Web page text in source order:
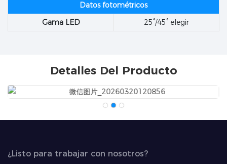
Datos fotométricos
Gama LED
25°/45° elegir
Detalles Del Producto
¿Listo para trabajar con nosotros?